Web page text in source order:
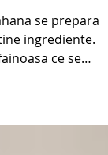
se prepara
ingrediente.